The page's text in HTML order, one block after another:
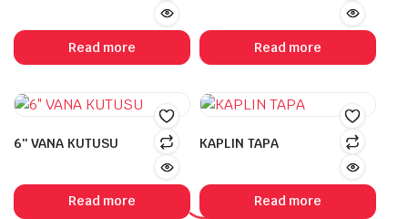
Read more Read more
6″ VANA KUTUSU
Read more
KAPLIN TAPA
Read more